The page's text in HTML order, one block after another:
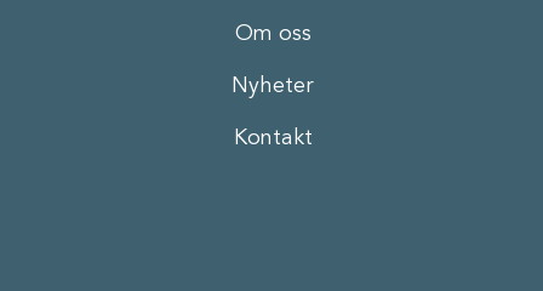
Om oss
Nyheter
Kontakt